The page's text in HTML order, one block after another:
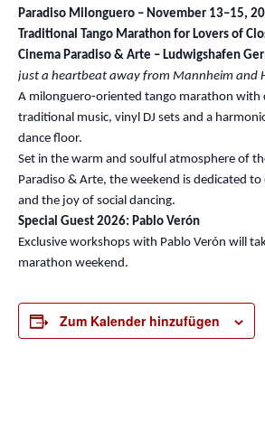
Paradiso Milonguero – November 13–15,
Traditional Tango Marathon for Lovers of
Cinema Paradiso & Arte – Ludwigshafen
just a heartbeat away from Mannheim and
A milonguero-oriented tango marathon with
traditional music, vinyl DJ sets and a
dance floor.
Set in the warm and soulful atmosphere of
Paradiso & Arte, the weekend is dedicated
and the joy of social dancing.
Special Guest 2026: Pablo Verón
Exclusive workshops with Pablo Verón will
marathon weekend.
Zum Kalender hinzufügen